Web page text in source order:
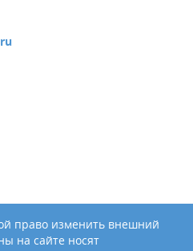
право изменить внешний
на сайте носят